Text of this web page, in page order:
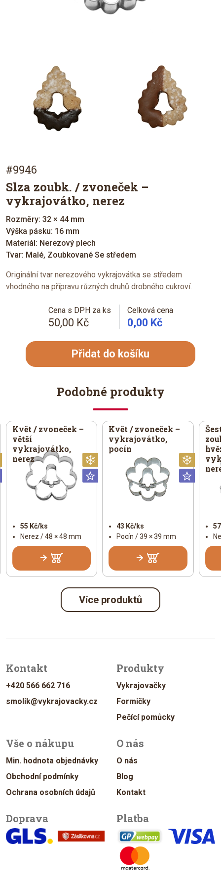
#9946
Slza zoubk. / zvoneček –
vykrajovátko, nerez
Rozměry: 32 × 44 mm
Výška pásku: 16 mm
Materiál: Nerezový plech
Tvar: Malé, Zoubkované Se středem
Originální tvar nerezového vykrajovátka se středem
vhodného na přípravu různých druhů drobného cukroví.
Cena s DPH za ks
50,00 Kč
Celková cena
0,00 Kč
Přidat do košíku
Podobné produkty
Universální
Květ / zvoneček –
větší
vykrajovátko,
nerez
55 Kč/ks
Nerez / 48 × 48 mm
Květ / zvoneček –
vykrajovátko,
pocín
43 Kč/ks
Pocín / 39 × 39 mm
Vánoční
Universální
Více produktů
Kontakt
+420 566 662 716
smolik@vykrajovacky.cz
Produkty
Vykrajovačky
Formičky
Pečící pomůcky
Vše o nákupu
Min. hodnota objednávky
Obchodní podmínky
Ochrana osobních údajů
O nás
O nás
Blog
Kontakt
Doprava Platba